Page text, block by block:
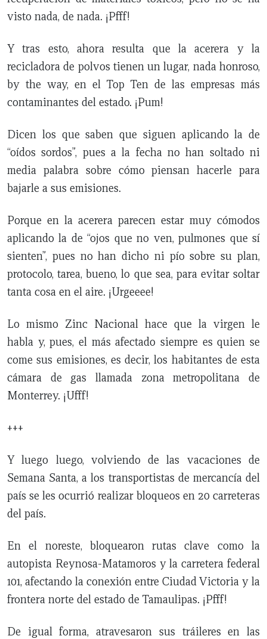
visto nada, de nada. ¡Pfff!
Y tras esto, ahora resulta que la acerera y la
recicladora de polvos tienen un lugar, nada honroso,
by the way, en el Top Ten de las empresas más
contaminantes del estado. ¡Pum!
Dicen los que saben que siguen aplicando la de
“oídos sordos”, pues a la fecha no han soltado ni
media palabra sobre cómo piensan hacerle para
bajarle a sus emisiones.
Porque en la acerera parecen estar muy cómodos
aplicando la de “ojos que no ven, pulmones que sí
sienten”, pues no han dicho ni pío sobre su plan,
protocolo, tarea, bueno, lo que sea, para evitar soltar
tanta cosa en el aire. ¡Urgeeee!
Lo mismo Zinc Nacional hace que la virgen le
habla y, pues, el más afectado siempre es quien se
come sus emisiones, es decir, los habitantes de esta
cámara de gas llamada zona metropolitana de
Monterrey. ¡Ufff!
+++
Y luego luego, volviendo de las vacaciones de
Semana Santa, a los transportistas de mercancía del
país se les ocurrió realizar bloqueos en 20 carreteras
del país.
En el noreste, bloquearon rutas clave como la
autopista Reynosa-Matamoros y la carretera federal
101, afectando la conexión entre Ciudad Victoria y la
frontera norte del estado de Tamaulipas. ¡Pfff!
De igual forma, atravesaron sus tráileres en las